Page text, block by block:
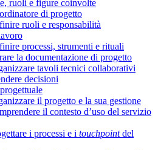
ruoli e figure coinvolte
di progetto
ruoli e responsabilità
processi, strumenti e rituali
la documentazione di progetto
tavoli tecnici collaborativi
decisioni
il progetto e la sua gestione
il contesto d’uso del servizio
i processi e i touchpointdel